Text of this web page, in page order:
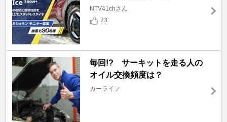
NTV41chさん
73
毎回!? サーキットを走る人の
オイル交換頻度は？
カーライフ